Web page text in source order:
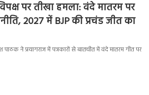
पर तीखा हमला: वंदे मातरम पर
2027 में BJP की प्रचंड जीत का
पाठक ने प्रयागराज में पत्रकारों से बातचीत में वंदे मातरम गीत पर